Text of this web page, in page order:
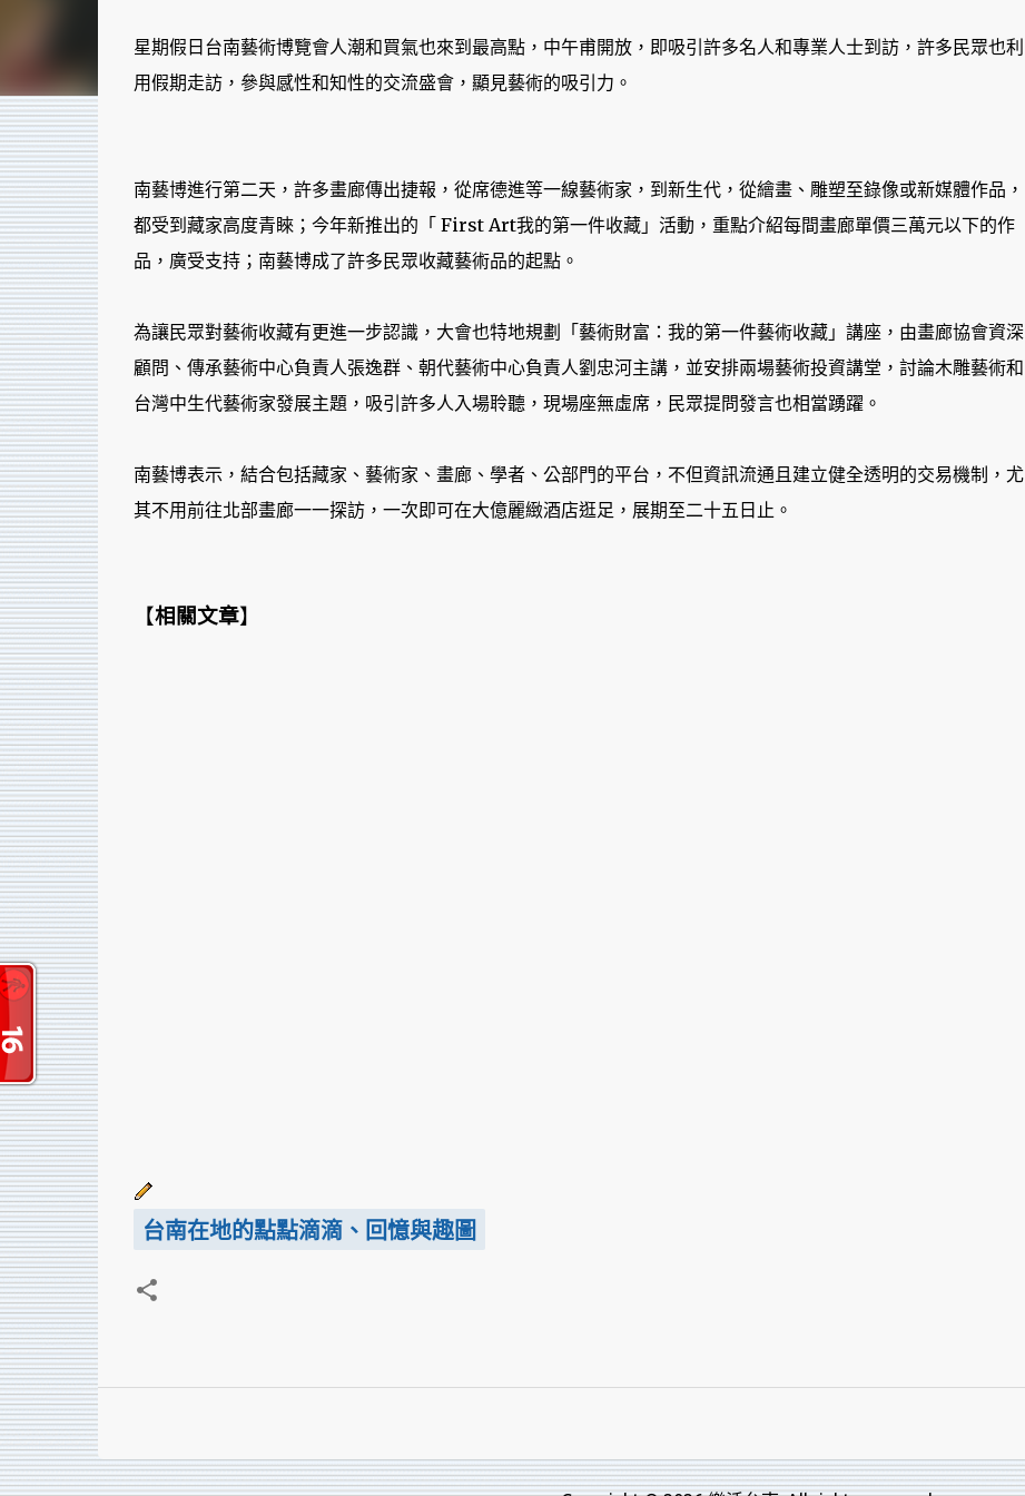
星期假日台南藝術博覽會人潮和買氣也來到最高點，中午甫開放，即吸引許多名人和專業人士到訪，許多民眾也利
用假期走訪，參與感性和知性的交流盛會，顯見藝術的吸引力。
南藝博進行第二天，許多畫廊傳出捷報，從席德進等一線藝術家，到新生代，從繪畫、雕塑至錄像或新媒體作品，
都受到藏家高度青睞；今年新推出的「 First Art我的第一件收藏」活動，重點介紹每間畫廊單價三萬元以下的作
品，廣受支持；南藝博成了許多民眾收藏藝術品的起點。
為讓民眾對藝術收藏有更進一步認識，大會也特地規劃「藝術財富：我的第一件藝術收藏」講座，由畫廊協會資深
顧問、傳承藝術中心負責人張逸群、朝代藝術中心負責人劉忠河主講，並安排兩場藝術投資講堂，討論木雕藝術和
台灣中生代藝術家發展主題，吸引許多人入場聆聽，現場座無虛席，民眾提問發言也相當踴躍。
南藝博表示，結合包括藏家、藝術家、畫廊、學者、公部門的平台，不但資訊流通且建立健全透明的交易機制，尤
其不用前往北部畫廊一一探訪，一次即可在大億麗緻酒店逛足，展期至二十五日止。
【相關文章】
台南在地的點點滴滴、回憶與趣圖